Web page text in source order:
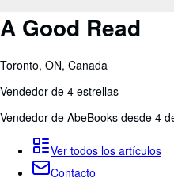
Consultar mis pedidos
Cerrar sesión
Búsqueda avanzada
Colecciones
Libros antiguos
A Good Read
Toronto, ON, Canada
Vendedor de 4 estrellas
Vendedor de AbeBooks desde 4
Ver todos los artículos
Contacto